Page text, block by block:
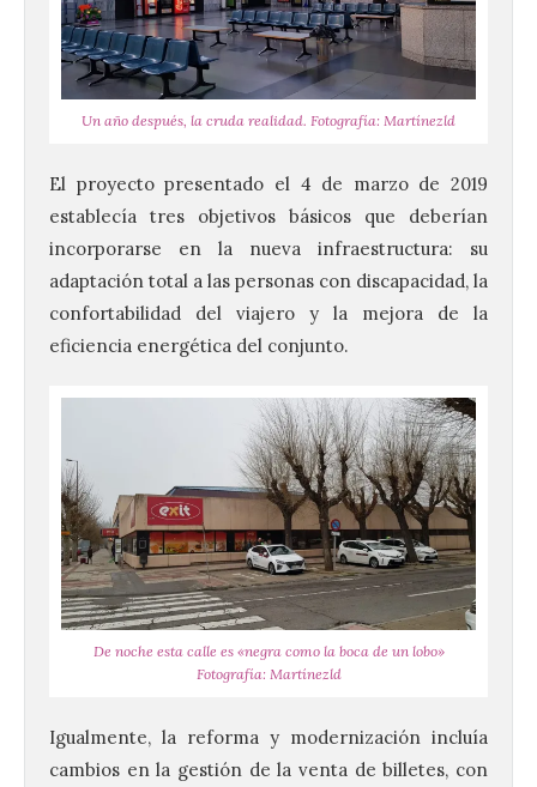
Un año después, la cruda realidad. Fotografía: Martínezld
El proyecto presentado el 4 de marzo de 2019
establecía tres objetivos básicos que deberían
incorporarse en la nueva infraestructura: su
adaptación total a las personas con discapacidad, la
confortabilidad del viajero y la mejora de la
eficiencia energética del conjunto.
De noche esta calle es «negra como la boca de un lobo»
Fotografía: Martínezld
Igualmente, la reforma y modernización incluía
cambios en la gestión de la venta de billetes, con